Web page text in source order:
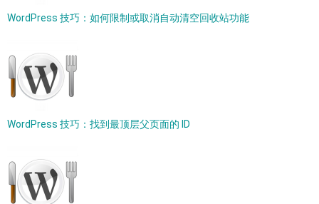
WordPress 技巧：如何限制或取消自动清空回收站功能
WordPress 技巧：找到最顶层父页面的 ID